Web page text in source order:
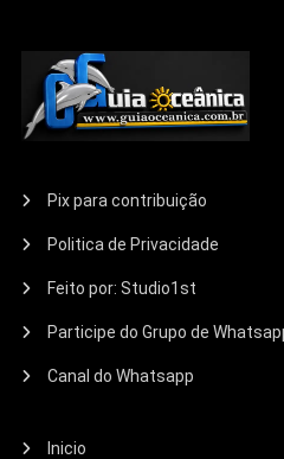
Pix para contribuição
Politica de Privacidade
Feito por: Studio1st
Participe do Grupo de
Canal do Whatsapp
Inicio